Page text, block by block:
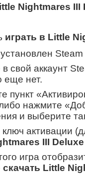
Nightmares
играть в Little
свой аккаунт
еще нет.
пункт
нажмите
и выберите
активации
III
игра
скачать Little